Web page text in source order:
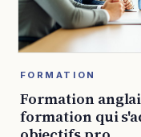
FORMATION
Formation
formation qui